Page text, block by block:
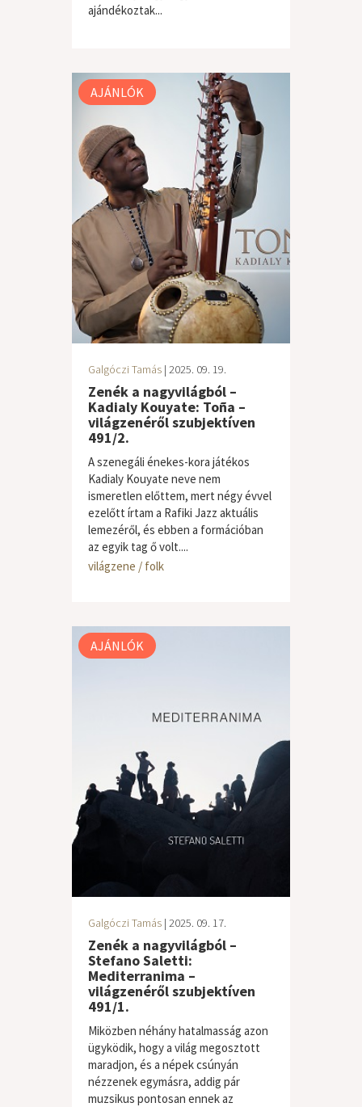
ajándékoztak...
világzene / folk
AJÁNLÓK
Galgóczi Tamás | 2025. 09. 19.
Zenék a nagyvilágból –
Kadialy Kouyate: Toña –
világzenéről szubjektíven
491/2.
A szenegáli énekes-kora játékos
Kadialy Kouyate neve nem
ismeretlen előttem, mert négy évvel
ezelőtt írtam a Rafiki Jazz aktuális
lemezéről, és ebben a formációban
az egyik tag ő volt....
világzene / folk
AJÁNLÓK
Galgóczi Tamás | 2025. 09. 17.
Zenék a nagyvilágból –
Stefano Saletti:
Mediterranima –
világzenéről szubjektíven
491/1.
Miközben néhány hatalmasság azon
ügyködik, hogy a világ megosztott
maradjon, és a népek csúnyán
nézzenek egymásra, addig pár
muzsikus pontosan ennek az